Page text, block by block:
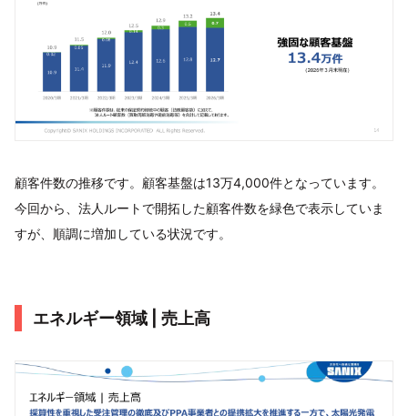
顧客件数の推移です。顧客基盤は13万4,000件となっています。
今回から、法人ルートで開拓した顧客件数を緑色で表示していま
すが、順調に増加している状況です。
エネルギー領域 | 売上高